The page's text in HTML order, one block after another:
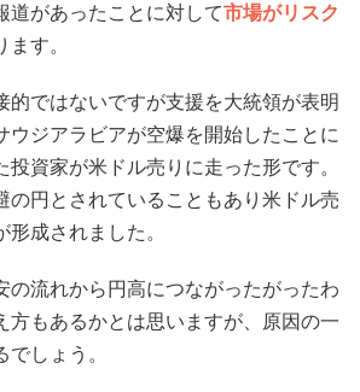
道があったことに対して市場がリスク
ます。
的ではないですが支援を大統領が表明
ウジアラビアが空爆を開始したことに
投資家が米ドル売りに走った形です。
の円とされていることもあり米ドル売
成されました。
の流れから円高につながったがったわ
方もあるかとは思いますが、原因の一
しょう。